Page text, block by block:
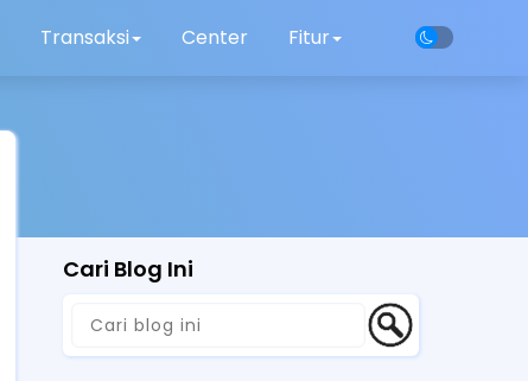
Transaksi Center Fitur
Cari Blog Ini